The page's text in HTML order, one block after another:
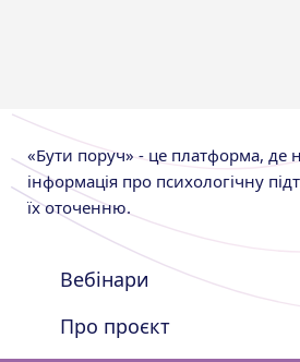
«Бути поруч» - це платформа, де
інформація про психологічну
їх оточенню.
Вебінари
Про проєкт